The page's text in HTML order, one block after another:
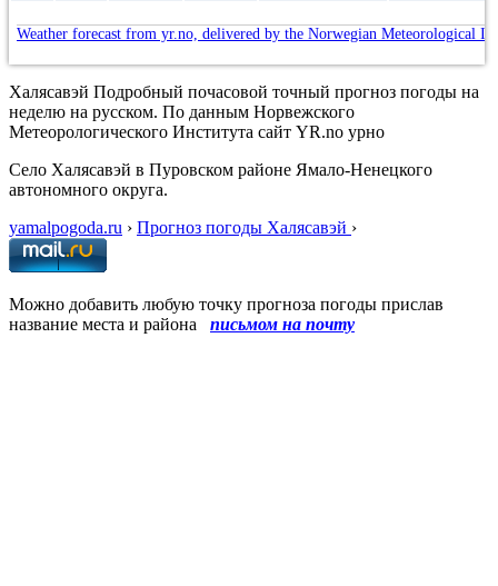
Weather forecast from yr.no, delivered by the Norwegian Meteorological
Халясавэй Подробный почасовой точный прогноз погоды на
неделю на русском. По данным Норвежского
Метеорологического Института сайт YR.no урно
Cело Халясавэй в Пуровском районе Ямало-Ненецкого
автономного округа.
yamalpogoda.ru › Прогноз погоды Халясавэй ›
Можно добавить любую точку прогноза погоды прислав
название места и района
письмом на почту